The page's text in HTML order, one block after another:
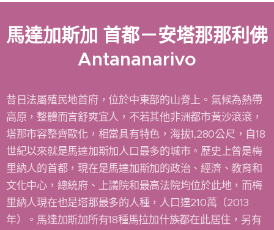
馬達加斯加 首都－安塔那那利佛
Antananarivo
昔日法屬殖民地首府，位於中東部的山脊上。氣候為熱帶
高原，整體而言舒爽宜人，不若其他非洲都市黃沙滾滾，
塔那市容整齊歐化，相當具有特色，海拔1,280公尺，自18
世紀以來就是馬達加斯加人口最多的城市。歷史上曾是梅
里納人的首都，現在是馬達加斯加的政治、經濟、教育和
文化中心，總統府、上議院和最高法院均位於此地，而梅
里納人現在也是塔那最多的人種，人口達210萬（2013
年）。馬達加斯加所有18種馬拉加什族都在此居住，另有